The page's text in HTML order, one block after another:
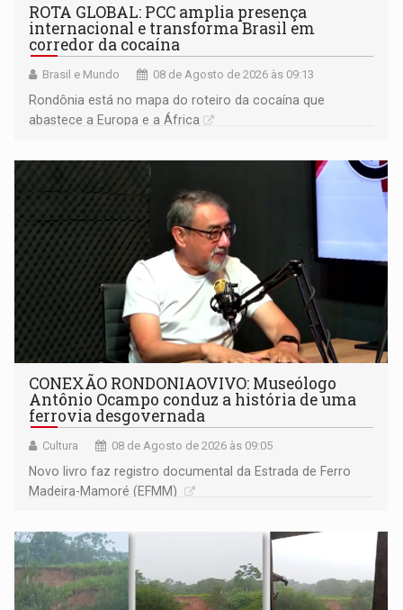
ROTA GLOBAL: PCC amplia presença
internacional e transforma Brasil em
corredor da cocaína
Brasil e Mundo 08 de Agosto de 2026 às 09:13
Rondônia está no mapa do roteiro da cocaína que
abastece a Europa e a África
CONEXÃO RONDONIAOVIVO: Museólogo
Antônio Ocampo conduz a história de uma
ferrovia desgovernada
Cultura 08 de Agosto de 2026 às 09:05
Novo livro faz registro documental da Estrada de Ferro
Madeira-Mamoré (EFMM)